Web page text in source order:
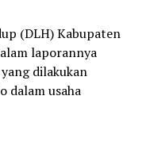
(DLH) Kabupaten
laporannya
dilakukan
dalam usaha